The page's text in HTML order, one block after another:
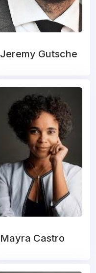
Jeremy Gutsche
Mayra Castro